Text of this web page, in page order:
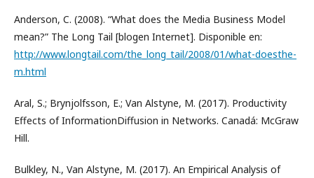
Anderson, C. (2008). “What does the Media Business Model
mean?” The Long Tail [blogen Internet]. Disponible en:
http://www.longtail.com/the_long_tail/2008/01/what-doesthe-
m.html
Aral, S.; Brynjolfsson, E.; Van Alstyne, M. (2017). Productivity
Effects of InformationDiffusion in Networks. Canadá: McGraw
Hill.
Bulkley, N., Van Alstyne, M. (2017). An Empirical Analysis of